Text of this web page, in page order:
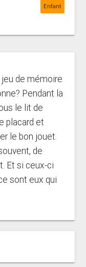
Enfant
de mémoire
Pendant la
le lit de
placard et
le bon jouet.
de
Et si ceux-ci
sont eux qui